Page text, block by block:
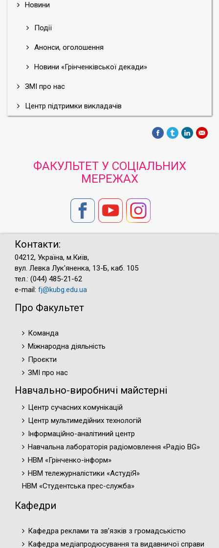
Новини
Події
Анонси, оголошення
Новини «Грінченківської декади»
ЗМІ про нас
Центр підтримки викладачів
ФАКУЛЬТЕТ У СОЦІАЛЬНИХ
МЕРЕЖАХ
Контакти:
04212, Україна, м.Київ,
вул. Левка Лук'яненка, 13-Б, каб. 105
тел.: (044) 485-21-62
e-mail: fj@kubg.edu.ua
Про Факультет
Команда
Міжнародна діяльність
Проєкти
ЗМІ про нас
Навчально-виробничі майстерні
Центр сучасних комунікацій
Центр мультимедійних технологій
Інформаційно-аналітиний центр
Навчальна лабораторія радіомовлення «Радіо BG»
НВМ «Грінченко-інформ»
НВМ тележурналістики «АстудіЯ»
НВМ «Студентська прес-служба»
Кафедри
Кафедра реклами та зв’язків з громадськістю
Кафедра медіапродюсування та видавничої справи